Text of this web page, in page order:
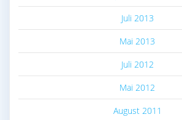
Juli 2013
Mai 2013
Juli 2012
Mai 2012
August 2011